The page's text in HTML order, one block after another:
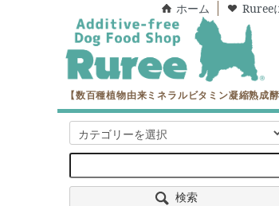
ホーム Ruree
【数百種植物由来ミネラルビタミン凝縮熟
検索